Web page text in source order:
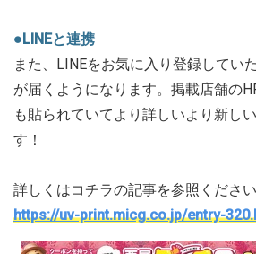
●LINEと連携
また、LINEをお気に入り登録してい
が届くようになります。掲載店舗の
も貼られていてより詳しいより新し
す！
詳しくはコチラの記事を参照ください
https://uv-print.micg.co.jp/entry-